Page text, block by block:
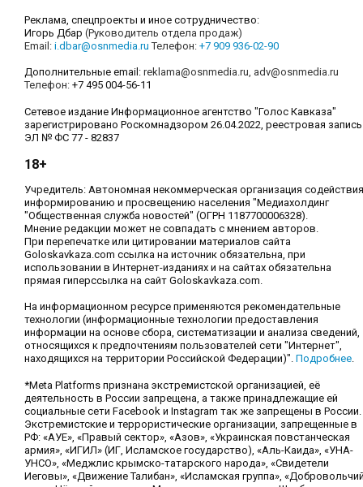
Реклама, спецпроекты и иное сотрудничество:
Игорь Дбар (Руководитель отдела продаж)
Email: i.dbar@osnmedia.ru Телефон: +7 909 936-02-90
Дополнительные email: reklama@osnmedia.ru, adv@osnmedia.ru
Телефон: +7 495 004-56-11
Сетевое издание Информационное агентство "Голос Кавказа"
зарегистрировано Роскомнадзором 26.04.2022, реестровая запись
ЭЛ № ФС 77 - 82837
18+
Учредитель: Автономная некоммерческая организация содействия
информированию и просвещению населения "Медиахолдинг
"Общественная служба новостей" (ОГРН 1187700006328).
Мнение редакции может не совпадать с мнением авторов.
При перепечатке или цитировании материалов сайта
Goloskavkaza.com ссылка на источник обязательна, при
использовании в Интернет-изданиях и на сайтах обязательна
прямая гиперссылка на сайт Goloskavkaza.com.
На информационном ресурсе применяются рекомендательные
технологии (информационные технологии предоставления
информации на основе сбора, систематизации и анализа сведений,
относящихся к предпочтениям пользователей сети "Интернет",
находящихся на территории Российской Федерации)". Подробнее.
*Meta Platforms признана экстремистской организацией, её
деятельность в России запрещена, а также принадлежащие ей
социальные сети Facebook и Instagram так же запрещены в России.
Экстремистские и террористические организации, запрещенные в
РФ: «АУЕ», «Правый сектор», «Азов», «Украинская повстанческая
армия», «ИГИЛ» (ИГ, Исламское государство), «Аль-Каида», «УНА-
УНСО», «Меджлис крымско-татарского народа», «Свидетели
Иеговы», «Движение Талибан», «Исламская группа»,